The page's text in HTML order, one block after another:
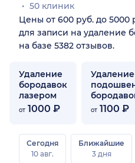
50 клиник
Цены от 600 руб. до 5000
для записи на удаление
на базе 5382 отзывов.
Удаление
бородавок
лазером
от 1000 ₽
Удаление
от 1100 ₽
Сегодня
10 авг.
Ближайшие
3 дня